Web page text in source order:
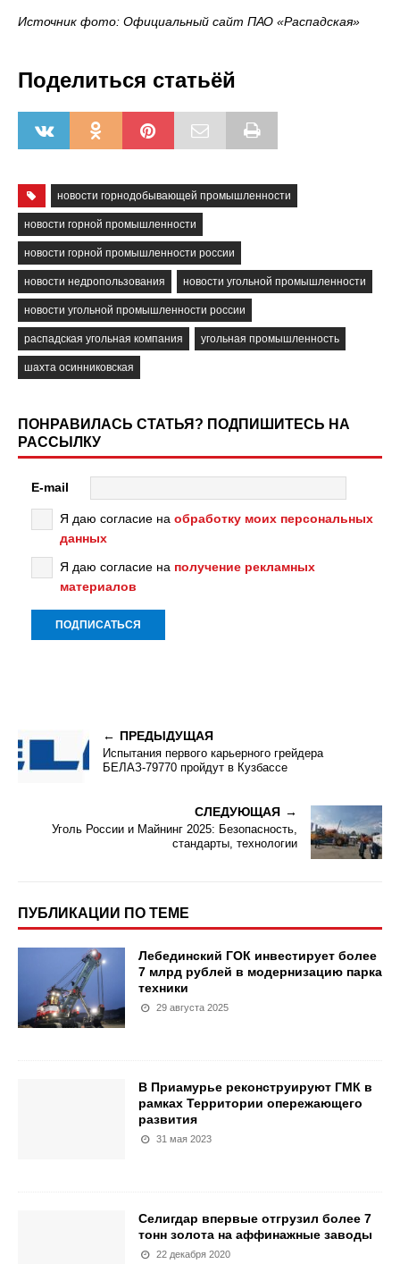
Источник фото: Официальный сайт ПАО «Распадская»
Поделиться статьёй
новости горнодобывающей промышленности
новости горной промышленности
новости горной промышленности россии
новости недропользования новости угольной промышленности
новости угольной промышленности россии
распадская угольная компания угольная промышленность
шахта осинниковская
ПОНРАВИЛАСЬ СТАТЬЯ? ПОДПИШИТЕСЬ НА
РАССЫЛКУ
E-mail
Я даю согласие на обработку моих персональных
данных
Я даю согласие на получение рекламных
материалов
ПРЕДЫДУЩАЯ
Испытания первого карьерного грейдера
БЕЛАЗ-79770 пройдут в Кузбассе
СЛЕДУЮЩАЯ
Уголь России и Майнинг 2025: Безопасность,
стандарты, технологии
ПУБЛИКАЦИИ ПО ТЕМЕ
Лебединский ГОК инвестирует более
7 млрд рублей в модернизацию парка
техники
29 августа 2025
В Приамурье реконструируют ГМК в
рамках Территории опережающего
развития
31 мая 2023
Селигдар впервые отгрузил более 7
тонн золота на аффинажные заводы
22 декабря 2020